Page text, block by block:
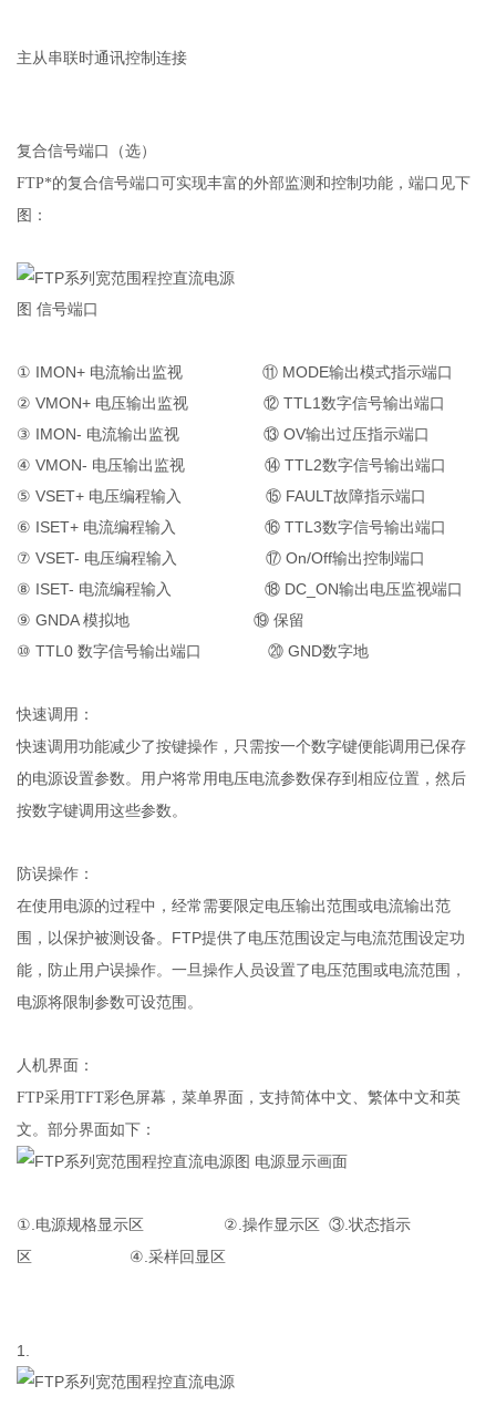
主从串联时通讯控制连接
复合信号端口（选）
FTP*的复合信号端口可实现丰富的外部监测和控制功能，端口见下
图：
图 信号端口
① IMON+ 电流输出监视 ⑪ MODE输出模式指示端口
② VMON+ 电压输出监视 ⑫ TTL1数字信号输出端口
③ IMON- 电流输出监视 ⑬ OV输出过压指示端口
④ VMON- 电压输出监视 ⑭ TTL2数字信号输出端口
⑤ VSET+ 电压编程输入 ⑮ FAULT故障指示端口
⑥ ISET+ 电流编程输入 ⑯ TTL3数字信号输出端口
⑦ VSET- 电压编程输入 ⑰ On/Off输出控制端口
⑧ ISET- 电流编程输入 ⑱ DC_ON输出电压监视端口
⑨ GNDA 模拟地 ⑲ 保留
⑩ TTL0 数字信号输出端口 ⑳ GND数字地
快速调用：
快速调用功能减少了按键操作，只需按一个数字键便能调用已保存
的电源设置参数。用户将常用电压电流参数保存到相应位置，然后
按数字键调用这些参数。
防误操作 ：
在使用电源的过程中，经常需要限定电压输出范围或电流输出范
围，以保护被测设备。 FTP提供了电压范围设定与电流范围设定功
能，防止用户误操作。一旦操作人员设置了电压范围或电流范围，
电源将限制参数可设范围。
人机界面：
FTP采用TFT彩色屏幕，菜单界面，支持简体中文、繁体中文和英
文。部分界面如下：
图 电源显示画面
①.电源规格显示区 ②.操作显示区③.状态指示
区
④.采样回显区
1.